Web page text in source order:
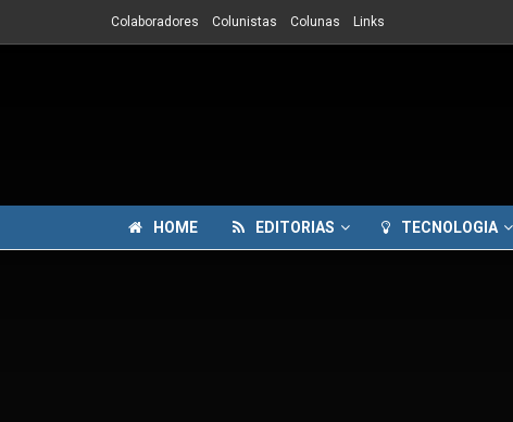
Colaboradores Colunistas Colunas Links
HOME EDITORIAS TECNOLOGIA